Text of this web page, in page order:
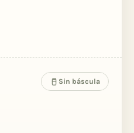
Sin báscula